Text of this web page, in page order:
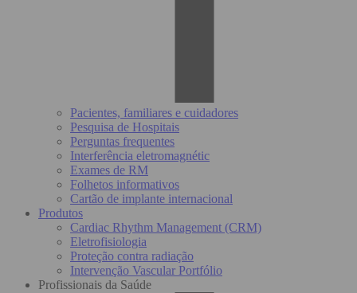
Pacientes, familiares e cuidadores
Pesquisa de Hospitais
Perguntas frequentes
Interferência eletromagnétic
Exames de RM
Folhetos informativos
Cartão de implante internacional
Produtos
Cardiac Rhythm Management (CRM)
Eletrofisiologia
Proteção contra radiação
Intervenção Vascular Portfólio
Profissionais da Saúde